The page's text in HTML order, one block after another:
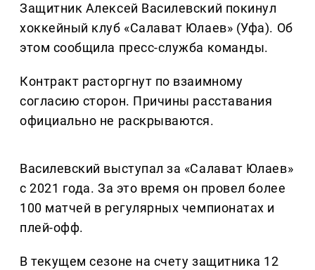
Защитник Алексей Василевский покинул
хоккейный клуб «Салават Юлаев» (Уфа). Об
этом сообщила пресс-служба команды.
Контракт расторгнут по взаимному
согласию сторон. Причины расставания
официально не раскрываются.
Василевский выступал за «Салават Юлаев»
с 2021 года. За это время он провел более
100 матчей в регулярных чемпионатах и
плей-офф.
В текущем сезоне на счету защитника 12